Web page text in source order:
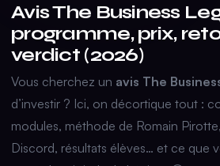
Avis The Business
programme, prix,
verdict (2026)
Vous cherchez un avis The
d’investir ? Ici, on décortique tout :
modules, méthode de Romain
Discord, résultats élèves… et ce que